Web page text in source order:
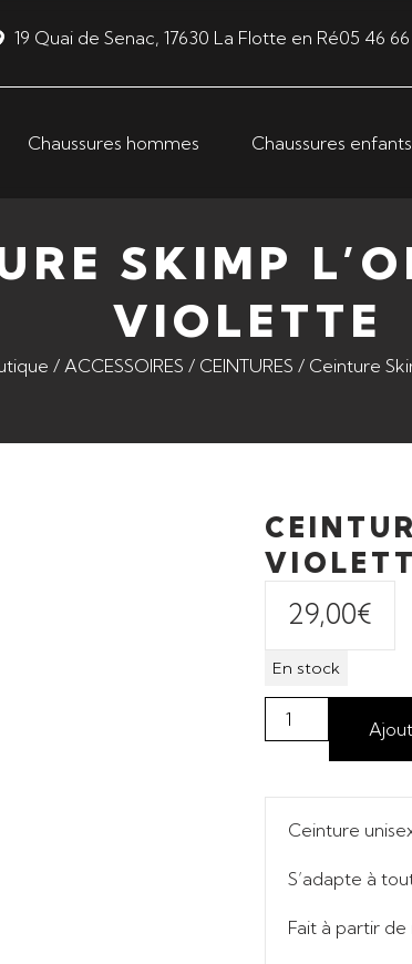
19 Quai de Senac, 17630 La Flotte en Ré05 46 66
Chaussures hommes Chaussures enfants
SKIMP
VIOLETTE
/ ACCESSOIRES / CEINTURES / Ceinture
29,00€
En stock
Ceinture
S’adapte à
Fait à partir de